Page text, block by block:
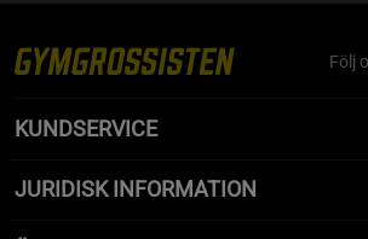
Följ
KUNDSERVICE
JURIDISK INFORMATION